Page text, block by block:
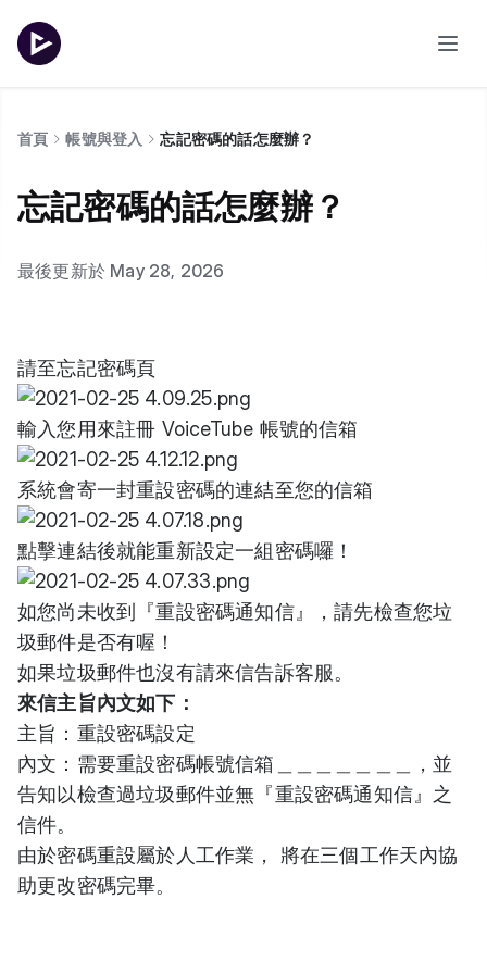
首頁 帳號與登入 忘記密碼的話怎麼辦？
忘記密碼的話怎麼辦？
最後更新於 May 28, 2026
請至忘記密碼頁
輸入您用來註冊 VoiceTube 帳號的信箱
系統會寄一封重設密碼的連結至您的信箱
點擊連結後就能重新設定一組密碼囉！
如您尚未收到『重設密碼通知信』，請先檢查您垃
圾郵件是否有喔！
如果垃圾郵件也沒有請來信告訴客服。
來信主旨內文如下：
主旨：重設密碼設定
內文：需要重設密碼帳號信箱＿＿＿＿＿＿＿，並
告知以檢查過垃圾郵件並無『重設密碼通知信』之
信件。
由於密碼重設屬於人工作業， 將在三個工作天內協
助更改密碼完畢。